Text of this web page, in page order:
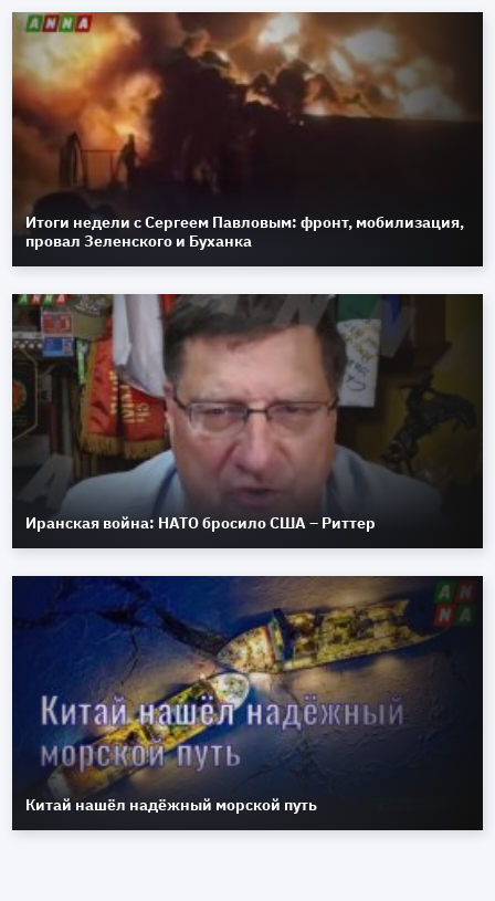
Итоги недели с Сергеем Павловым: фронт, мобилизация,
провал Зеленского и Буханка
Иранская война: НАТО бросило США – Риттер
Китай нашёл надёжный морской путь